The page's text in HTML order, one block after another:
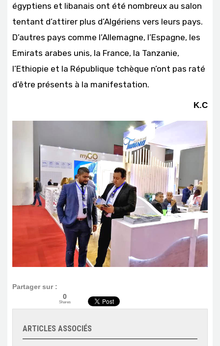
égyptiens et libanais ont été nombreux au salon
tentant d’attirer plus d’Algériens vers leurs pays.
D’autres pays comme l’Allemagne, l’Espagne, les
Emirats arabes unis, la France, la Tanzanie,
l’Ethiopie et la République tchèque n’ont pas raté
d’être présents à la manifestation.
K.C
Partager sur :
0
Shares
ARTICLES ASSOCIÉS